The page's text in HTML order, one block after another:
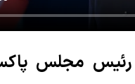
رئیس مجلس